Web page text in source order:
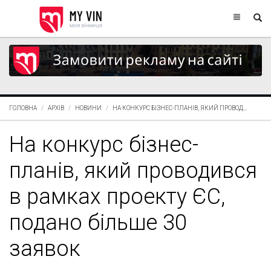
ГОЛОВНА АРХІВ НОВИНИ НА КОНКУРС БІЗНЕС-ПЛАНІВ, ЯКИЙ ПРОВОД...
На конкурс бізнес-
планів, який проводився
в рамках проекту ЄС,
подано більше 30
заявок